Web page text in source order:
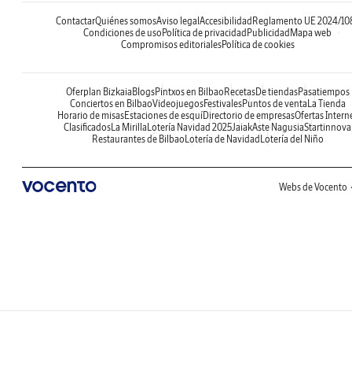
ContactarQuiénes somosAviso legal Accesibilidad Reglamento UE 2024/
Condiciones de uso Política de privacidad Publicidad Mapa web
Compromisos editorialesPolítica de cookies
Oferplan Bizkaia BlogsPintxos en Bilbao RecetasDe tiendasPasatiempos
Conciertos en BilbaoVideojuegosFestivalesPuntos de venta La Tienda
Horario de misasEstaciones de esquíDirectorio de empresasOfertas
Clasificados La Mirilla Lotería Navidad 2025JaiakAste NagusiaStartinnova
Restaurantes de Bilbao Lotería de Navidad Lotería del Niño
Webs de Vocento